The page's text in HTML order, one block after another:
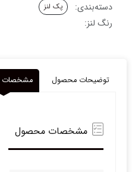
دسته‌بندی: پک لنز
رنگ لنز:
توضیحات محصول مشخصات محصول
مشخصات محصول